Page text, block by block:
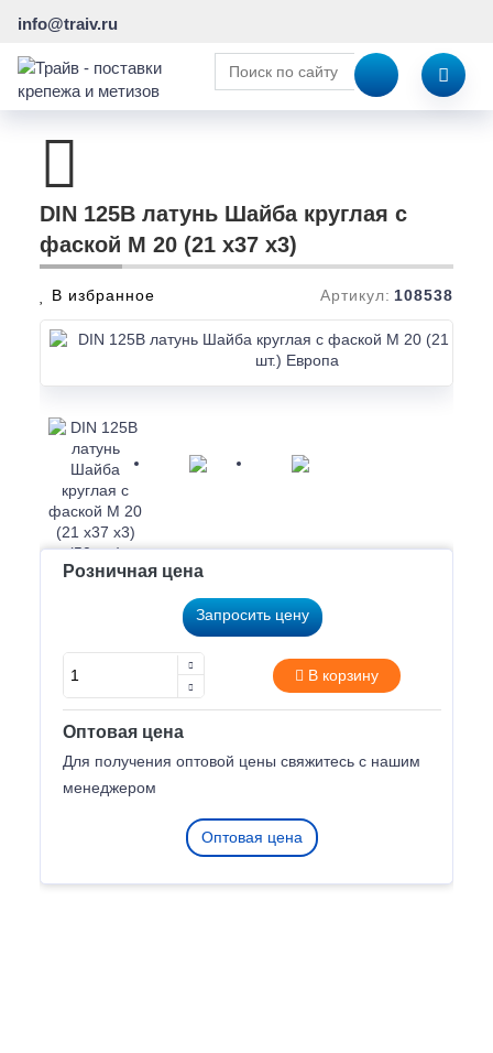
info@traiv.ru
DIN 125В латунь Шайба круглая с
фаской М 20 (21 x37 x3)
В избранное Артикул: 108538
Розничная цена
Запросить цену
В корзину
Оптовая цена
Для получения оптовой цены свяжитесь с нашим
менеджером
Оптовая цена